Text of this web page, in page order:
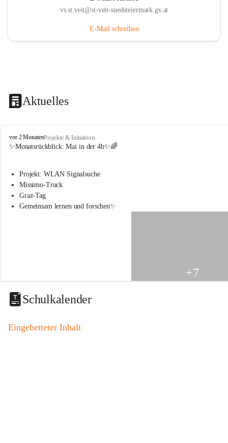
vs.st.veit@st-veit-suedsteiermark.gv.at
E-Mail schreiben
Aktuelles
V
o
s
s
c
i
t
a
o
vor 2 MonatenProjekte & Initiativen
✨Monatsrückblick: Mai in der 4b✨🌈
Projekt: WLAN Signalsuche
Missimo-Truck
Graz-Tag
Gemeinsam lernen und forschen✨
+7
Schulkalender
Eingebetteter Inhalt